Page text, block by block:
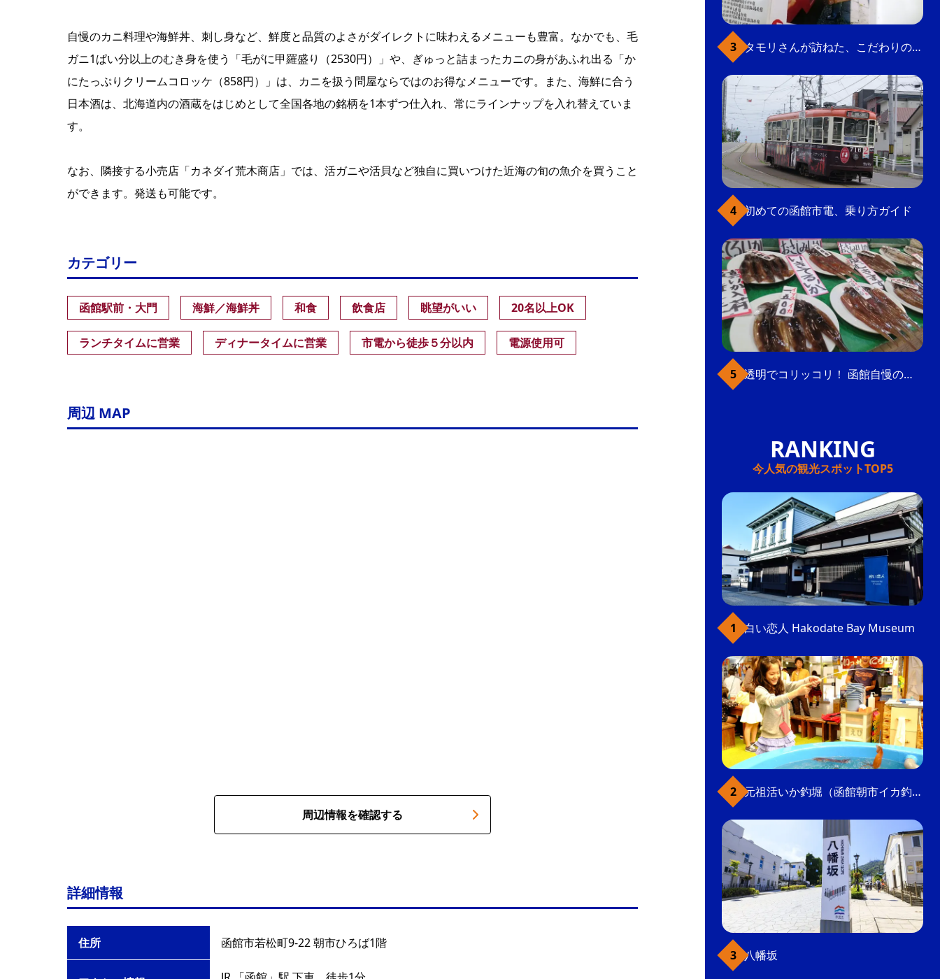
自慢のカニ料理や海鮮丼、刺し身など、鮮度と品質のよさがダイレクトに味わえるメニューも豊富。なかでも、毛
ガニ1ぱい分以上のむき身を使う「毛がに甲羅盛り（2530円）」や、ぎゅっと詰まったカニの身があふれ出る「か
にたっぷりクリームコロッケ（858円）」は、カニを扱う問屋ならではのお得なメニューです。また、海鮮に合う
日本酒は、北海道内の酒蔵をはじめとして全国各地の銘柄を1本ずつ仕入れ、常にラインナップを入れ替えていま
す。
なお、隣接する小売店「カネダイ荒木商店」では、活ガニや活貝など独自に買いつけた近海の旬の魚介を買うこと
ができます。発送も可能です。
カテゴリー
函館駅前・大門 海鮮／海鮮丼 和食 飲食店 眺望がいい 20名以上OK
ランチタイムに営業 ディナータイムに営業 市電から徒歩５分以内 電源使用可
周辺 MAP
周辺情報を確認する
詳細情報
住所 函館市若松町9-22 朝市ひろば1階
タモリさんが訪ねた、こだわりの函館【2】函館山の軍事要塞跡
初めての函館市電、乗り方ガイド
透明でコリッコリ！ 函館自慢のいかをどうぞ
今人気の観光スポットTOP5
白い恋人 Hakodate Bay Museum
元祖活いか釣堀（函館朝市イカ釣り体験）
八幡坂